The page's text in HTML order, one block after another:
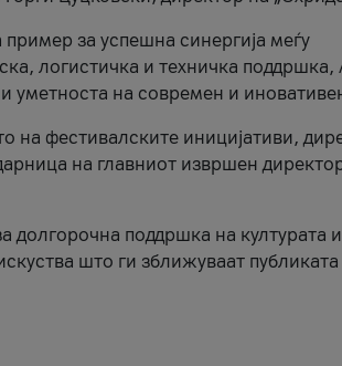
за успешна синергија меѓу
логистичка и техничка поддршка,
и уметноста на современ и
на фестивалските иницијативи,
на главниот извршен
долгорочна поддршка на културата
што ги зближуваат